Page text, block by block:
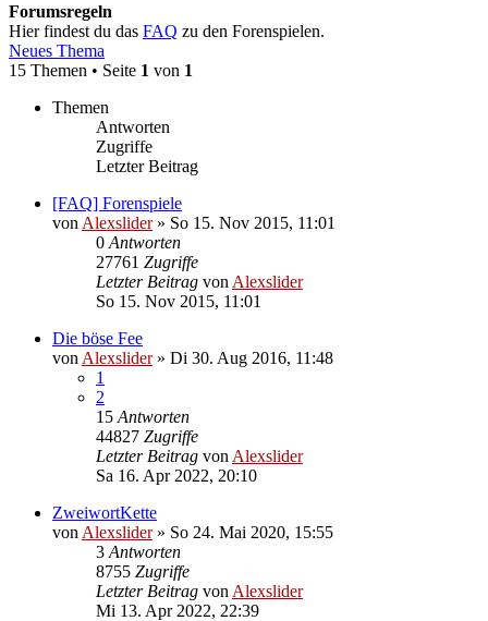
Forumsregeln
Hier findest du das FAQ zu den Forenspielen.
Neues Thema
15 Themen • Seite 1 von 1
Themen
Antworten
Zugriffe
Letzter Beitrag
[FAQ] Forenspiele
von Alexslider» So 15. Nov 2015, 11:01
0 Antworten
27761 Zugriffe
Letzter Beitrag von Alexslider
So 15. Nov 2015, 11:01
Die böse Fee
von Alexslider» Di 30. Aug 2016, 11:48
1
2
15 Antworten
44827 Zugriffe
Letzter Beitrag von Alexslider
Sa 16. Apr 2022, 20:10
ZweiwortKette
von Alexslider» So 24. Mai 2020, 15:55
3 Antworten
8755 Zugriffe
Letzter Beitrag von Alexslider
Mi 13. Apr 2022, 22:39